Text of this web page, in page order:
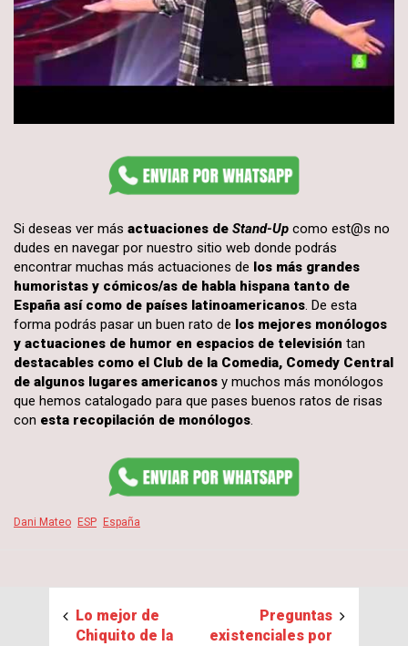
Si deseas ver más actuaciones de Stand-Up como est@s no
dudes en navegar por nuestro sitio web donde podrás
encontrar muchas más actuaciones de los más grandes
humoristas y cómicos/as de habla hispana tanto de
España así como de países latinoamericanos. De esta
forma podrás pasar un buen rato de los mejores monólogos
y actuaciones de humor en espacios de televisión tan
destacables como el Club de la Comedia, Comedy Central
de algunos lugares americanos y muchos más monólogos
que hemos catalogado para que pases buenos ratos de risas
con esta recopilación de monólogos.
Dani Mateo ESP España
Lo mejor de
Chiquito de la
Preguntas
existenciales por